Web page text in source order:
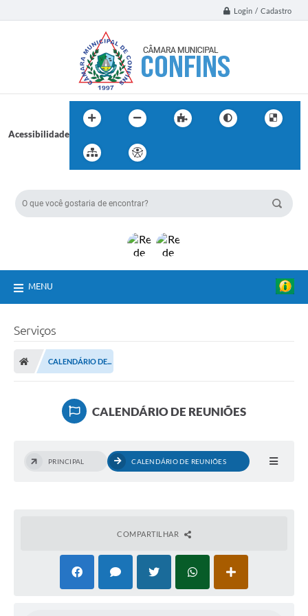
Login / Cadastro
Acessibilidade
MENU
Serviços
CALENDÁRIO DE...
CALENDÁRIO DE REUNIÕES
PRINCIPAL CALENDÁRIO DE REUNIÕES
COMPARTILHAR